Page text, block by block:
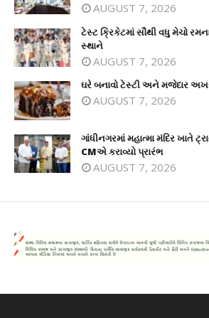
AUGUST 7, 2026
ટેસ્ટ ક્રિકેટમાં સૌથી વધુ મેચો
સ્થાને
AUGUST 7, 2026
ઘરે બનાવો ટેસ્ટી અને મજેદાર
AUGUST 7, 2026
ગાંધીનગરમાં મહાત્મા મંદિર ખાતે
CMએ કરાવ્યો પ્રારંભ
AUGUST 7, 2026